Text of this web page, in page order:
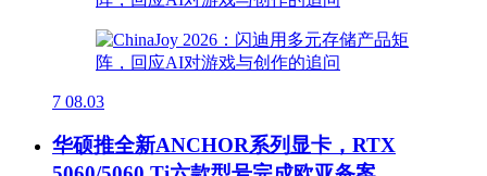
7 08.03
华硕推全新ANCHOR系列显卡，RTX